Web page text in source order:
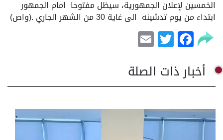
الخمسين لإعلان الجمهورية، سيظل مفتوحا امام الجمهور
ابتداء من يوم تدشينه الى غاية 30 من الشهر الجاري .(واص)
Facebook
Twitter
أخبار ذات الصلة